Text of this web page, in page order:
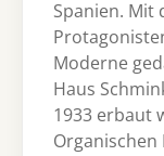
Spanien. Mit
Moderne
Haus
1933 erbaut
Organischen